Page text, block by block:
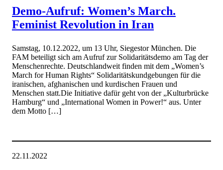
Demo-Aufruf: Women’s March.
Feminist Revolution in Iran
Samstag, 10.12.2022, um 13 Uhr, Siegestor München. Die
FAM beteiligt sich am Aufruf zur Solidaritätsdemo am Tag der
Menschenrechte. Deutschlandweit finden mit dem „Women’s
March for Human Rights“ Solidaritätskundgebungen für die
iranischen, afghanischen und kurdischen Frauen und
Menschen statt.Die Initiative dafür geht von der „Kulturbrücke
Hamburg“ und „International Women in Power!“ aus. Unter
dem Motto […]
22.11.2022